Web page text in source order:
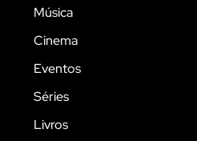
Música
Cinema
Eventos
Séries
Livros